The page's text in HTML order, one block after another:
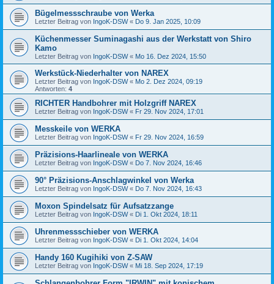
Bügelmessschraube von Werka
Letzter Beitrag von IngoK-DSW« Do 9. Jan 2025, 10:09
Küchenmesser Suminagashi aus der Werkstatt von Shiro
Kamo
Letzter Beitrag von IngoK-DSW« Mo 16. Dez 2024, 15:50
Werkstück-Niederhalter von NAREX
Letzter Beitrag von IngoK-DSW« Mo 2. Dez 2024, 09:19
Antworten: 4
RICHTER Handbohrer mit Holzgriff NAREX
Letzter Beitrag von IngoK-DSW« Fr 29. Nov 2024, 17:01
Messkeile von WERKA
Letzter Beitrag von IngoK-DSW« Fr 29. Nov 2024, 16:59
Präzisions-Haarlineale von WERKA
Letzter Beitrag von IngoK-DSW« Do 7. Nov 2024, 16:46
90° Präzisions-Anschlagwinkel von Werka
Letzter Beitrag von IngoK-DSW« Do 7. Nov 2024, 16:43
Moxon Spindelsatz für Aufsatzzange
Letzter Beitrag von IngoK-DSW« Di 1. Okt 2024, 18:11
Uhrenmessschieber von WERKA
Letzter Beitrag von IngoK-DSW« Di 1. Okt 2024, 14:04
Handy 160 Kugihiki von Z-SAW
Letzter Beitrag von IngoK-DSW« Mi 18. Sep 2024, 17:19